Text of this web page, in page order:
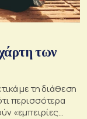
των
με τη διάθεση
περισσότερα
«εμπειρίες